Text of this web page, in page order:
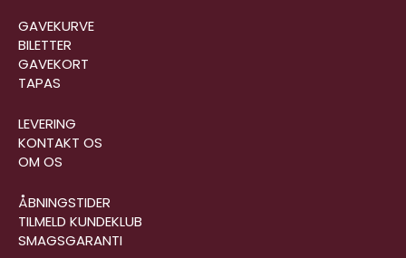
GAVEKURVE
BILETTER
GAVEKORT
TAPAS
LEVERING
KONTAKT OS
OM OS
ÅBNINGSTIDER
TILMELD KUNDEKLUB
SMAGSGARANTI